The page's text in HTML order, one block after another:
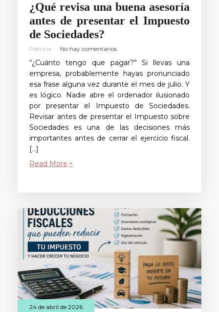
¿Qué revisa una buena asesoría
antes de presentar el Impuesto
de Sociedades?
Patricia No hay comentarios
“¿Cuánto tengo que pagar?” Si llevas una
empresa, probablemente hayas pronunciado
esa frase alguna vez durante el mes de julio. Y
es lógico. Nadie abre el ordenador ilusionado
por presentar el Impuesto de Sociedades.
Revisar antes de presentar el Impuesto sobre
Sociedades es una de las decisiones más
importantes antes de cerrar el ejercicio fiscal.
[…]
Read More
24 de abril de 2026